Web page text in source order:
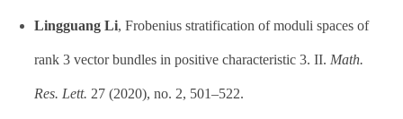
Lingguang Li, Frobenius stratification of moduli spaces of
rank 3 vector bundles in positive characteristic 3. II. Math.
Res. Lett. 27 (2020), no. 2, 501–522.